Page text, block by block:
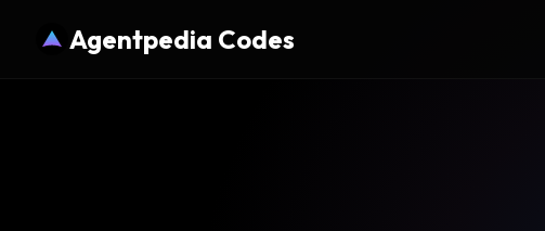
Agentpedia Codes